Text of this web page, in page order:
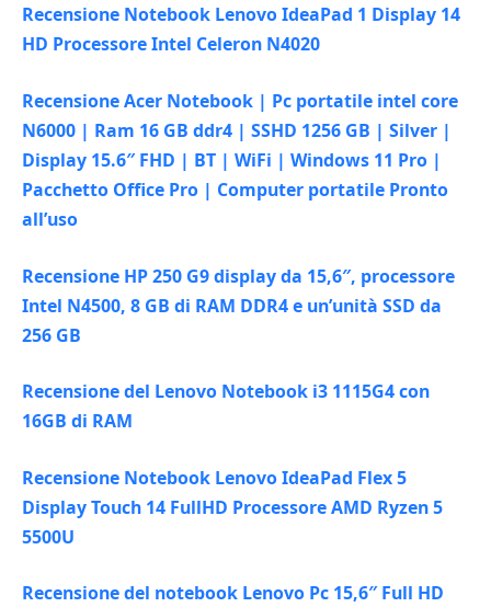
Recensione Notebook Lenovo IdeaPad 1 Display 14
HD Processore Intel Celeron N4020
Recensione Acer Notebook | Pc portatile intel core
N6000 | Ram 16 GB ddr4 | SSHD 1256 GB | Silver |
Display 15.6″ FHD | BT | WiFi | Windows 11 Pro |
Pacchetto Office Pro | Computer portatile Pronto
all’uso
Recensione HP 250 G9 display da 15,6″, processore
Intel N4500, 8 GB di RAM DDR4 e un’unità SSD da
256 GB
Recensione del Lenovo Notebook i3 1115G4 con
16GB di RAM
Recensione Notebook Lenovo IdeaPad Flex 5
Display Touch 14 FullHD Processore AMD Ryzen 5
5500U
Recensione del notebook Lenovo Pc 15,6″ Full HD